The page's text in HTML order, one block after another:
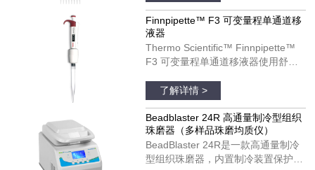
计可以改善您的移液体验。
Finnpipette F3 移液器可以用于单个
和多通道模具。货号：4660050；
4660010；4660020；4660040
Finnpipette™ F3 可变量程单通道移
液器
Thermo Scientific™ Finnpipette™
F3 可变量程单通道移液器使用舒
作用。Finnpipette F3 移液器具有宽
阔的、支持彩色编码的指托和人机工
效学手柄设计。Finnpipette F3 移液
器可以用于单个和多通道模具。货
号：4640100；4640000；
4640010；4640020；4640030；
了解详情 >
Beadblaster 24R 高通量制冷型组织
珠磨器（多样品珠磨均质仪）
BeadBlaster 24R是一款高通量制冷
型组织珠磨器，内置制冷装置保护温